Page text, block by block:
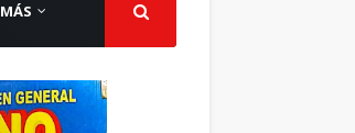
MÁS